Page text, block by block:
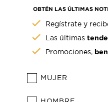
OBTÉN LAS ÚLTIMAS
Regístrate y
Las últimas
Promociones,
MUJER